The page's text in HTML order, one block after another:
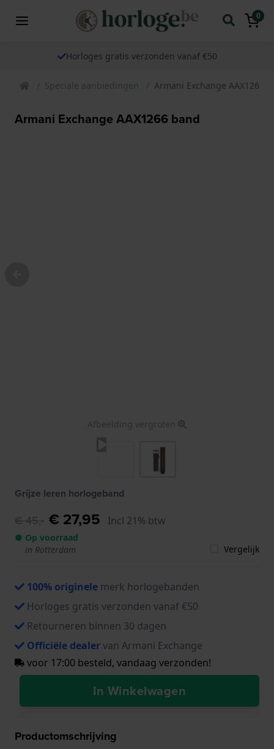
0
Horloges gratis verzonden vanaf €50
Speciale aanbiedingen Armani Exchange AAX1266
Armani Exchange AAX1266 band
Afbeelding vergroten
Grijze leren horlogeband
€ 45,- € 27,95 Incl 21% btw
● Op voorraad
in Rotterdam
Vergelijk
100% originele merk horlogebanden
Horloges gratis verzonden vanaf €50
Retourneren binnen 30 dagen
Officiële dealervan Armani Exchange
voor 17:00 besteld, vandaag verzonden!
In Winkelwagen
Productomschrijving